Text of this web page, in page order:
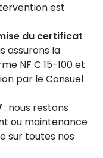
est
du certificat
assurons la
NF C 15-100 et
par le Consuel
: nous restons
ou maintenance
sur toutes nos